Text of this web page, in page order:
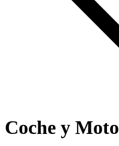
Coche y Moto